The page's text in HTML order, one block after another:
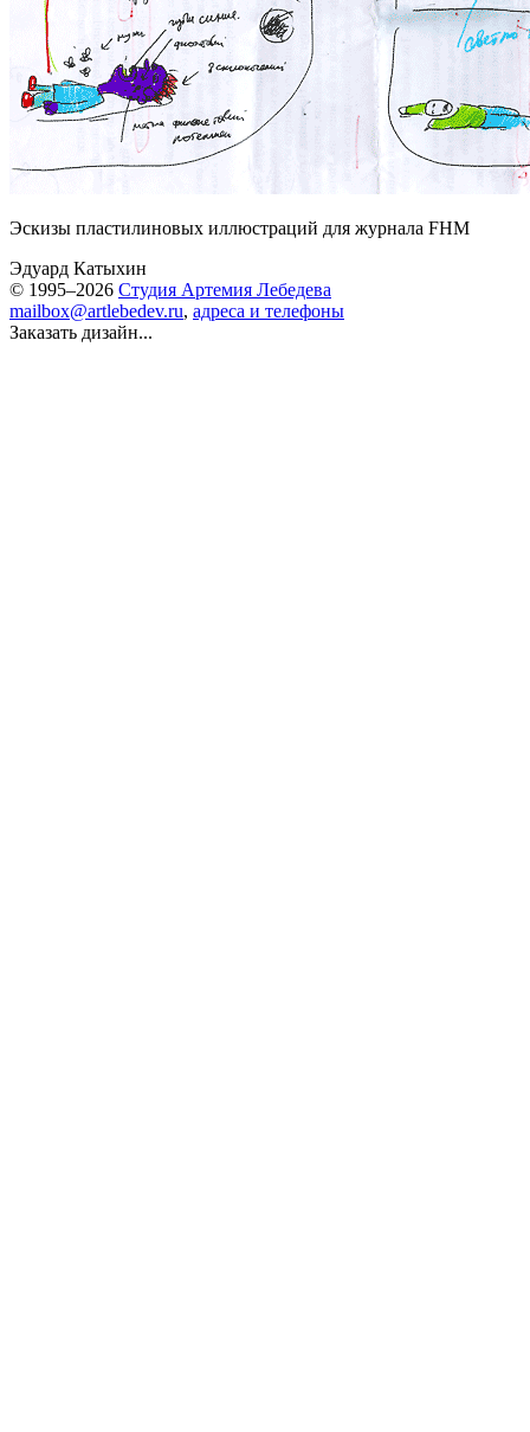
Эскизы пластилиновых иллюстраций для журнала FHM
Эдуард Катыхин
© 1995–2026 Студия Артемия Лебедева
mailbox@artlebedev.ru, адреса и телефоны
Заказать дизайн...